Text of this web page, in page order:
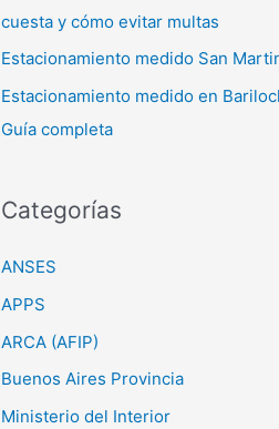
cuesta y cómo evitar multas
Estacionamiento medido San
Estacionamiento medido en
Guía completa
Categorías
ANSES
APPS
ARCA (AFIP)
Buenos Aires Provincia
Ministerio del Interior